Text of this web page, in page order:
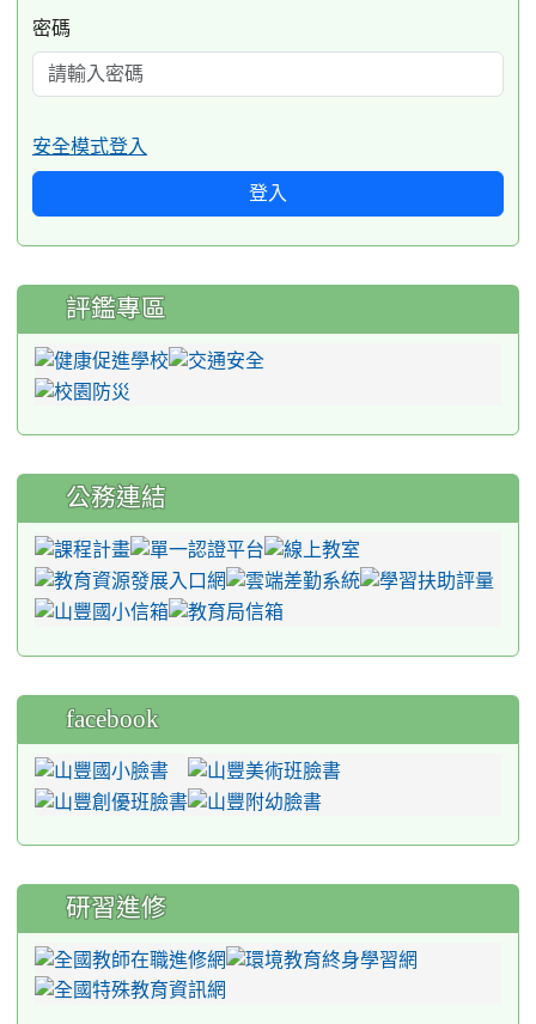
密碼
安全模式登入
登入
評鑑專區
公務連結
facebook
研習進修